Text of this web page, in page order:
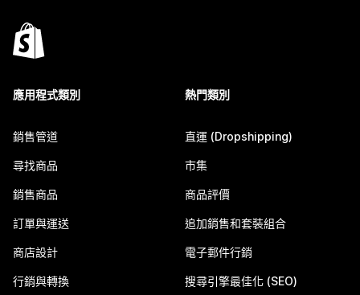
應用程式類別
銷售管道
尋找商品
銷售商品
訂單與運送
商店設計
行銷與轉換
熱門類別
直運 (Dropshipping)
市集
商品評價
追加銷售和套裝組合
電子郵件行銷
搜尋引擎最佳化 (SEO)